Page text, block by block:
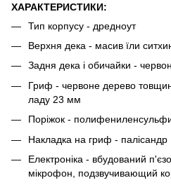
ХАРАКТЕРИСТИКИ:
Тип корпусу - дредноут
Верхня дека - масив їли
Задня дека і обичайки -
Гриф - червоне дерево
ладу 23 мм
Поріжок -
Накладка на гриф - палісандр
Електроніка - вбудований
мікрофон, подзвучивающий